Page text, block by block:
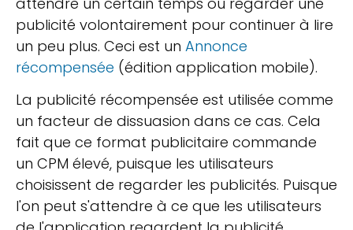
publicité volontairement pour continuer à lire
un peu plus. Ceci est un Annonce
récompensée (édition application mobile).
La publicité récompensée est utilisée comme
un facteur de dissuasion dans ce cas. Cela
fait que ce format publicitaire commande
un CPM élevé, puisque les utilisateurs
choisissent de regarder les publicités. Puisque
l'on peut s'attendre à ce que les utilisateurs